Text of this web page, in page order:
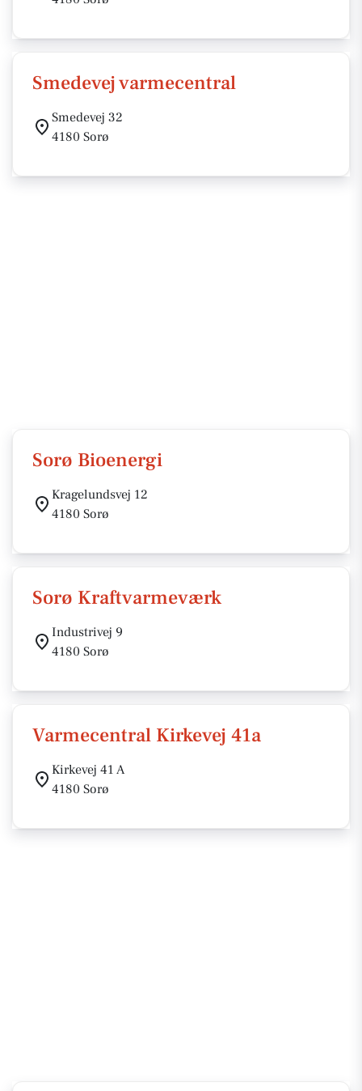
Smedevej varmecentral
Smedevej 32
4180 Sorø
Sorø Bioenergi
Kragelundsvej 12
4180 Sorø
Sorø Kraftvarmeværk
Industrivej 9
4180 Sorø
Varmecentral Kirkevej 41a
Kirkevej 41 A
4180 Sorø